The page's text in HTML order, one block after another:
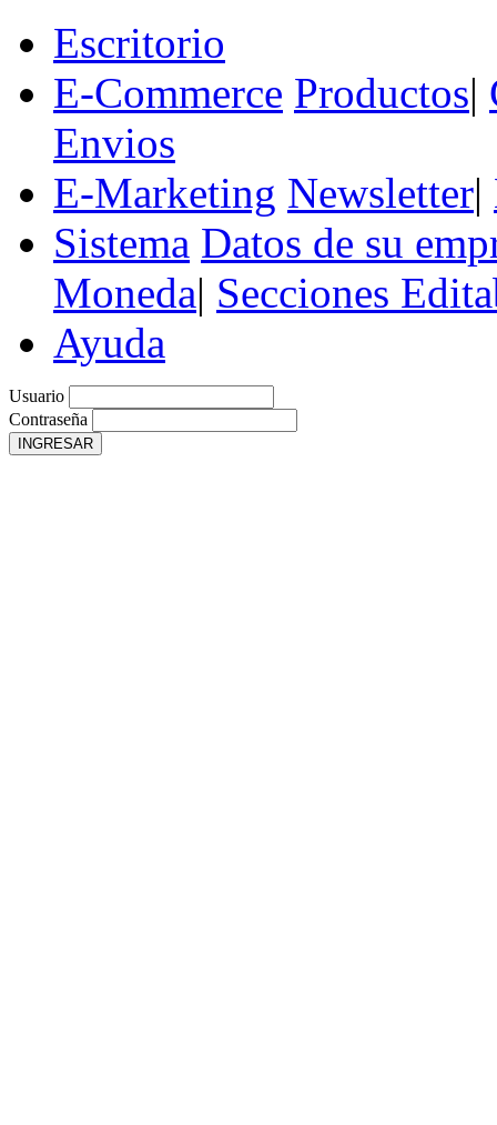
Escritorio
E-Commerce Productos|
Envios
E-Marketing Newsletter|
Sistema Datos de su
Moneda| Secciones
Ayuda
Usuario
Contraseña